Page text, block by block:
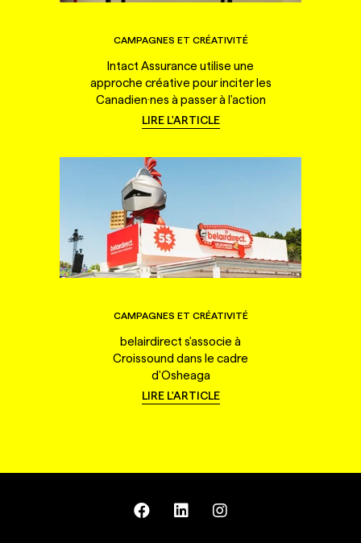
CAMPAGNES ET CRÉATIVITÉ
Intact Assurance utilise une
approche créative pour inciter les
Canadien·nes à passer à l'action
LIRE L'ARTICLE
CAMPAGNES ET CRÉATIVITÉ
belairdirect s'associe à
Croissound dans le cadre
d'Osheaga
LIRE L'ARTICLE